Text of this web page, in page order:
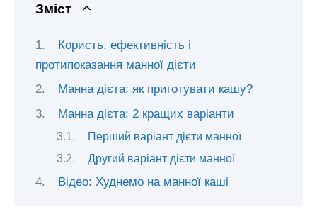
Зміст
Користь, ефективність і
протипоказання манної дієти
Манна дієта: як приготувати кашу?
Манна дієта: 2 кращих варіанти
Перший варіант дієти манної
Другий варіант дієти манної
Відео: Худнемо на манної каші